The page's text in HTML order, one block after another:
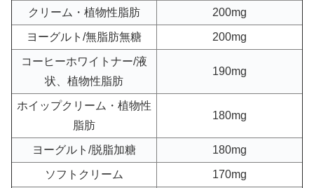
クリーム・植物性脂肪 200mg
ヨーグルト/無脂肪無糖 200mg
コーヒーホワイトナー/液
状、植物性脂肪
190mg
ホイップクリーム・植物性
脂肪
180mg
ヨーグルト/脱脂加糖 180mg
ソフトクリーム 170mg